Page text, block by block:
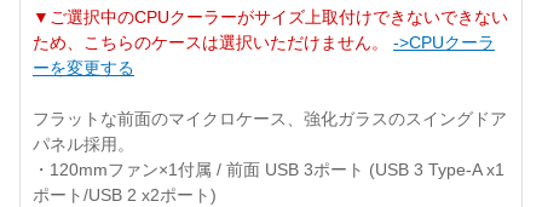
▼ご選択中のCPUクーラーがサイズ上取付けできないできない
ため、こちらのケースは選択いただけません。 ->CPUクーラ
ーを変更する
フラットな前面のマイクロケース、強化ガラスのスイングドア
パネル採用。
・120mmファン×1付属 / 前面 USB 3ポート (USB 3 Type-A x1
ポート/USB 2 x2ポート)